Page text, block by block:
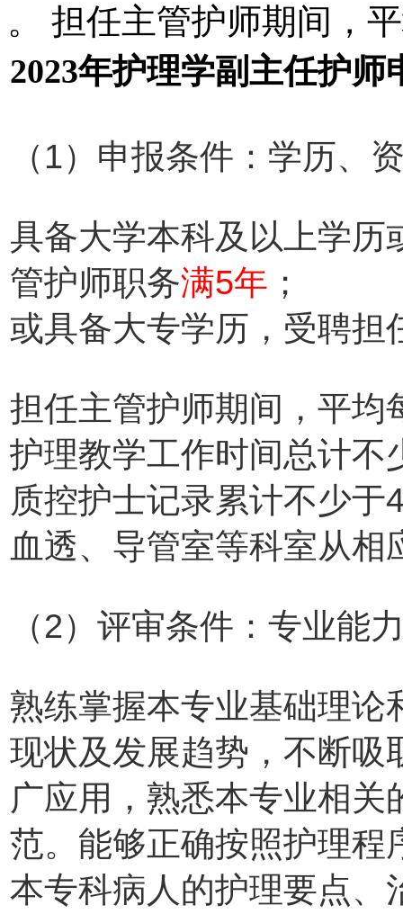
。 担任主管护师期间，
2023年护理学副主任护师
（1）申报条件：学历、
具备大学本科及以上学历
管护师职务满5年 ；
或具备大专学历，受聘担
担任主管护师期间，平均
护理教学工作时间总计不
质控护士记录累计不少
血透、导管室等科室从
（2）评审条件：专业能
熟练掌握本专业基础理论
现状及发展趋势，不断吸
广应用，熟悉本专业相
范。能够正确按照护理程
本专科病人的护理要点、